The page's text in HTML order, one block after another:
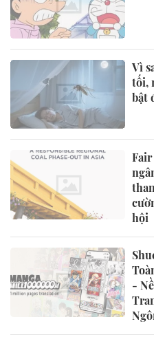
Vì
tối,
bật
Fair
hội
-